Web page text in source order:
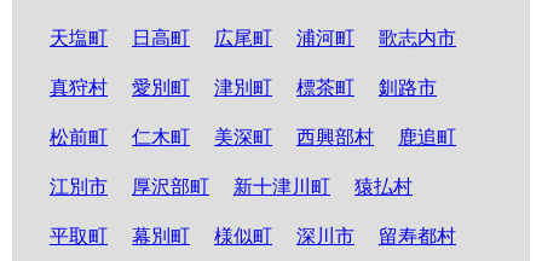
天塩町 日高町 広尾町 浦河町 歌志内市
真狩村 愛別町 津別町 標茶町 釧路市
松前町 仁木町 美深町 西興部村 鹿追町
江別市 厚沢部町 新十津川町 猿払村
平取町 幕別町 様似町 深川市 留寿都村